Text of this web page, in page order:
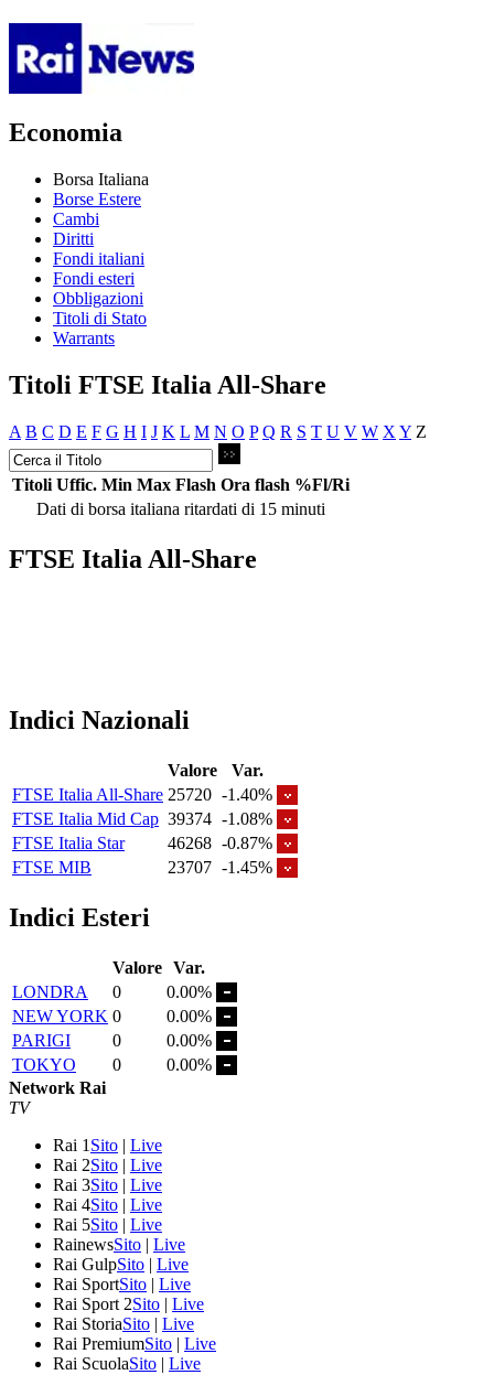
Economia
Borsa Italiana
Borse Estere
Cambi
Diritti
Fondi italiani
Fondi esteri
Obbligazioni
Titoli di Stato
Warrants
Titoli FTSE Italia All-Share
A B C D E F G H I J K L M N O P Q R S T U V W X Y Z
Titoli Uffic. Min Max Flash Ora flash %Fl/Ri
Dati di borsa italiana ritardati di 15 minuti
FTSE Italia All-Share
Indici Nazionali
Valore
Var.
FTSE Italia All-Share 25720 -1.40%
FTSE Italia Mid Cap 39374 -1.08%
FTSE Italia Star
46268 -0.87%
FTSE MIB
23707 -1.45%
Indici Esteri
Valore Var.
LONDRA
0
0.00%
NEW YORK 0
0.00%
PARIGI
0
0.00%
TOKYO
0
0.00%
Network Rai
TV
Rai 1 Sito | Live
Rai 2Sito | Live
Rai 3Sito | Live
Rai 4Sito | Live
Rai 5Sito | Live
RainewsSito | Live
Rai GulpSito | Live
Rai SportSito | Live
Rai Sport 2Sito | Live
Rai StoriaSito | Live
Rai PremiumSito | Live
Rai ScuolaSito | Live